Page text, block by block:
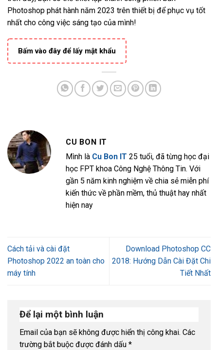
Photoshop phát hành năm 2023 trên thiết bị để phục vụ tốt
nhất cho công việc sáng tạo của mình!
Bấm vào đây để lấy mật khẩu
CU BON IT
Mình là Cu Bon IT 25 tuổi, đã từng học đại
học FPT khoa Công Nghệ Thông Tin. Với
gần 5 năm kinh nghiệm về chia sẻ miễn phí
kiến thức về phần mềm, thủ thuật hay nhất
hiện nay
Cách tải và cài đặt
Photoshop 2022 an toàn cho
máy tính
Download Photoshop CC
2018: Hướng Dẫn Cài Đặt Chi
Tiết Nhất
Để lại một bình luận
Email của bạn sẽ không được hiển thị công khai. Các
trường bắt buộc được đánh dấu *